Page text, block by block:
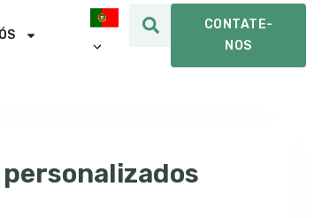
CONTATE-
NOS